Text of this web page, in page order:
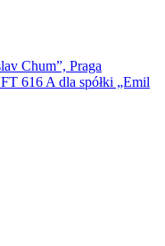
Chum”, Praga
616 A dla spółki „Emil